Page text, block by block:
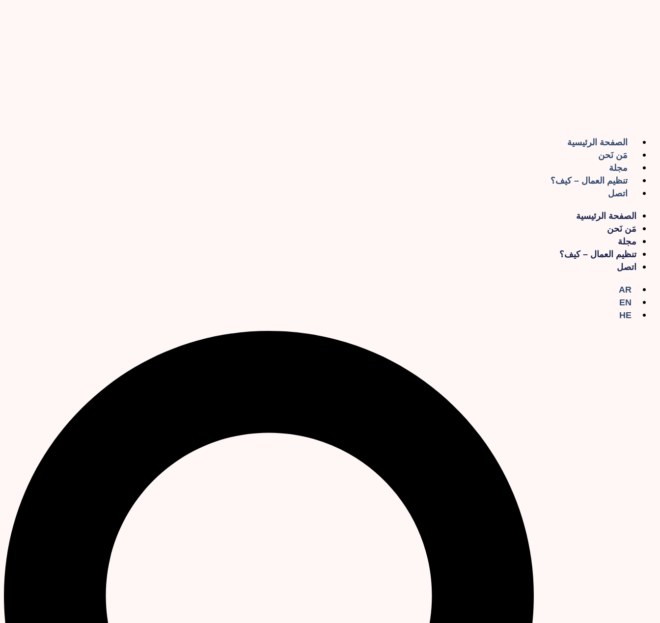
الصفحة الرئيسية
مَن نَحن
مجلة
تنظيم العمال – كيف؟
اتصل
الصفحة الرئيسية
مَن نَحن
مجلة
تنظيم العمال – كيف؟
اتصل
AR
EN
HE